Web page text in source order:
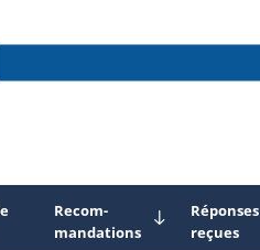
Recom-
mandations
Réponses
reçues